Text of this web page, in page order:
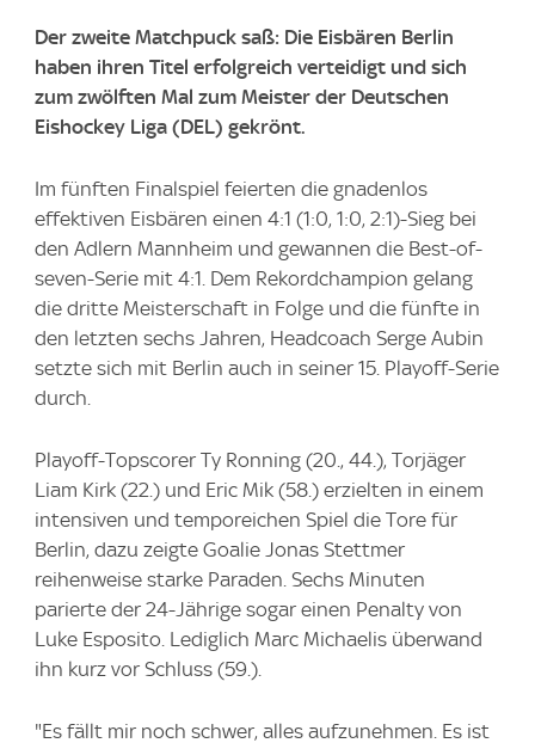
Der zweite Matchpuck saß: Die Eisbären Berlin
haben ihren Titel erfolgreich verteidigt und sich
zum zwölften Mal zum Meister der Deutschen
Eishockey Liga (DEL) gekrönt.
Im fünften Finalspiel feierten die gnadenlos
effektiven Eisbären einen 4:1 (1:0, 1:0, 2:1)-Sieg bei
den Adlern Mannheim und gewannen die Best-of-
seven-Serie mit 4:1. Dem Rekordchampion gelang
die dritte Meisterschaft in Folge und die fünfte in
den letzten sechs Jahren, Headcoach Serge Aubin
setzte sich mit Berlin auch in seiner 15. Playoff-Serie
durch.
Playoff-Topscorer Ty Ronning (20., 44.), Torjäger
Liam Kirk (22.) und Eric Mik (58.) erzielten in einem
intensiven und temporeichen Spiel die Tore für
Berlin, dazu zeigte Goalie Jonas Stettmer
reihenweise starke Paraden. Sechs Minuten
parierte der 24-Jährige sogar einen Penalty von
Luke Esposito. Lediglich Marc Michaelis überwand
ihn kurz vor Schluss (59.).
"Es fällt mir noch schwer, alles aufzunehmen. Es ist